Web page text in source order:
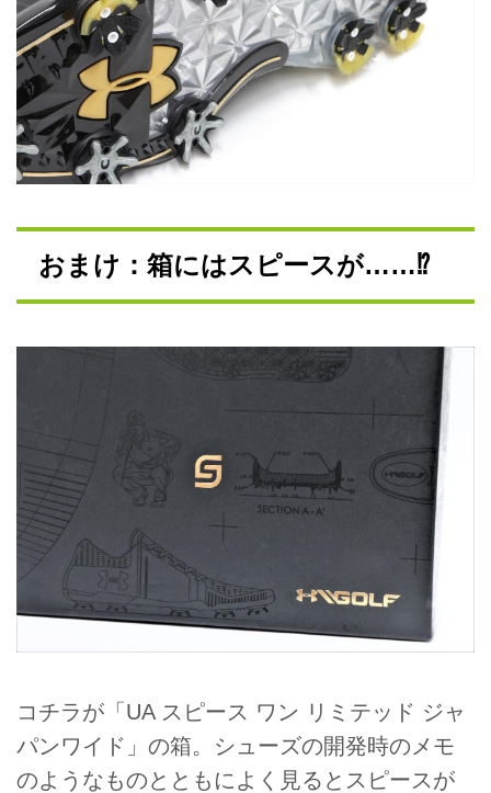
おまけ：箱にはスピースが……⁉
コチラが「UA スピース ワン リミテッド ジャ
パンワイド」の箱。シューズの開発時のメモ
のようなものとともによく見るとスピースが